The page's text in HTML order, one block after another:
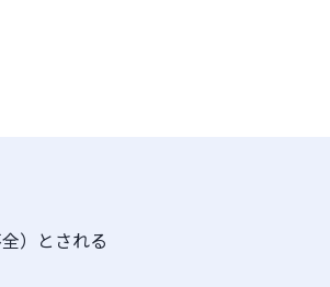
）とされる